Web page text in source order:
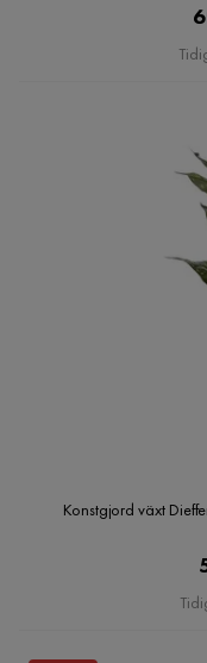
Konstgjord växt